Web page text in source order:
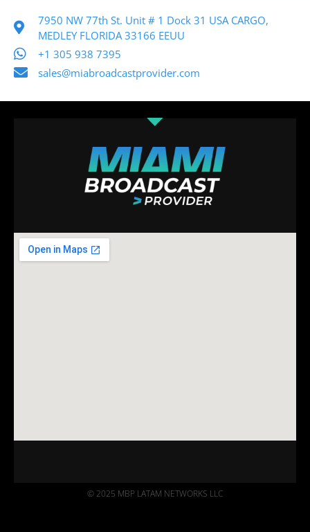
7950 NW 77th St. Unit # 1 Dock 31 USA CARGO,
MEDLEY FLORIDA 33166 EEUU
+1 305 938 7395
sales@miabroadcastprovider.com
© 2025 MBP LATAM NETWORKS LLC